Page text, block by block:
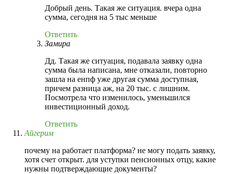
Добрый день. Такая же ситуация. вчера одна
сумма, сегодня на 5 тыс меньше
Ответить
Замира
Дд. Такая же ситуация, подавала заявку одна
сумма была написана, мне отказали, повторно
зашла на енпф уже другая сумма доступная,
причем разница аж, на 20 тыс. с лишним.
Посмотрела что изменилось, уменьшился
инвестиционный доход.
Ответить
Айгерим
почему на работает платформа? не могу подать заявку,
хотя счет открыт. для уступки пенсионных отцу, какие
нужны подтверждающие документы?